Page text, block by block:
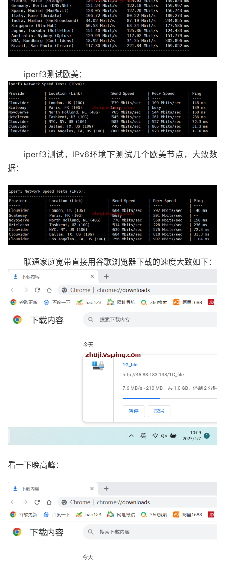
iperf3测试欧美：
iperf3测试，IPv6环境下测试几个欧美节点，大致数
据：
联通家庭宽带直接用谷歌浏览器下载的速度大致如下：
看一下晚高峰：